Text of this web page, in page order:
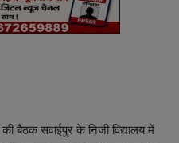
बैठक सवाईपुर के निजी विद्यालय में